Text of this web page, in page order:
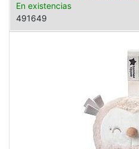
En existencias
491649